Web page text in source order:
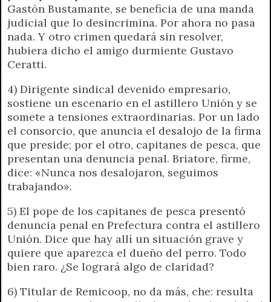
Gastón Bustamante, se beneficia de una manda
judicial que lo desincrimina. Por ahora no pasa
nada. Y otro crimen quedará sin resolver,
hubiera dicho el amigo durmiente Gustavo
Ceratti.
4) Dirigente sindical devenido empresario,
sostiene un escenario en el astillero Unión y se
somete a tensiones extraordinarias. Por un lado
el consorcio, que anuncia el desalojo de la firma
que preside; por el otro, capitanes de pesca, que
presentan una denuncia penal. Briatore, firme,
dice: «Nunca nos desalojaron, seguimos
trabajando».
5) El pope de los capitanes de pesca presentó
denuncia penal en Prefectura contra el astillero
Unión. Dice que hay allí un situación grave y
quiere que aparezca el dueño del perro. Todo
bien raro. ¿Se logrará algo de claridad?
6) Titular de Remicoop, no da más, che: resulta